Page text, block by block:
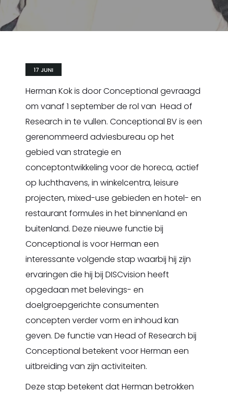
17 JUNI
Herman Kok is door Conceptional gevraagd
om vanaf 1 september de rol van Head of
Research in te vullen. Conceptional BV is een
gerenommeerd adviesbureau op het
gebied van strategie en
conceptontwikkeling voor de horeca, actief
op luchthavens, in winkelcentra, leisure
projecten, mixed-use gebieden en hotel- en
restaurant formules in het binnenland en
buitenland. Deze nieuwe functie bij
Conceptional is voor Herman een
interessante volgende stap waarbij hij zijn
ervaringen die hij bij DISCvision heeft
opgedaan met belevings- en
doelgroepgerichte consumenten
concepten verder vorm en inhoud kan
geven. De functie van Head of Research bij
Conceptional betekent voor Herman een
uitbreiding van zijn activiteiten.
Deze stap betekent dat Herman betrokken